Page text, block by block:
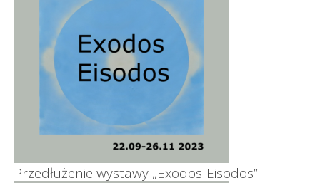
Przedłużenie wystawy „Exodos-Eisodos”